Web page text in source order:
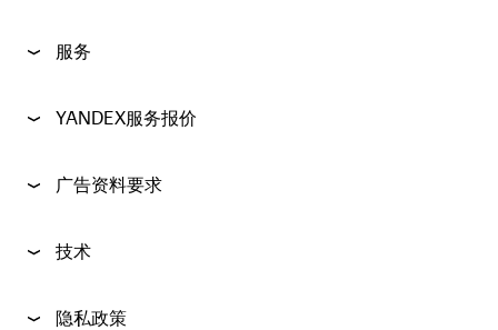
服务
YANDEX服务报价
广告资料要求
技术
隐私政策